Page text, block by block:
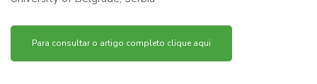
Para consultar o artigo completo clique aqui